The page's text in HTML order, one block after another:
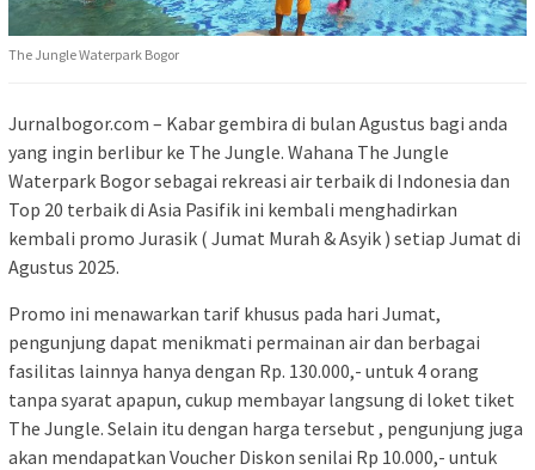
The Jungle Waterpark Bogor
Jurnalbogor.com – Kabar gembira di bulan Agustus bagi anda
yang ingin berlibur ke The Jungle. Wahana The Jungle
Waterpark Bogor sebagai rekreasi air terbaik di Indonesia dan
Top 20 terbaik di Asia Pasifik ini kembali menghadirkan
kembali promo Jurasik ( Jumat Murah & Asyik ) setiap Jumat di
Agustus 2025.
Promo ini menawarkan tarif khusus pada hari Jumat,
pengunjung dapat menikmati permainan air dan berbagai
fasilitas lainnya hanya dengan Rp. 130.000,- untuk 4 orang
tanpa syarat apapun, cukup membayar langsung di loket tiket
The Jungle. Selain itu dengan harga tersebut , pengunjung juga
akan mendapatkan Voucher Diskon senilai Rp 10.000,- untuk